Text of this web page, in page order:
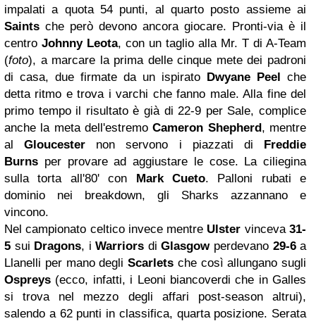
impalati a quota 54 punti, al quarto posto assieme ai
Saints che però devono ancora giocare. Pronti-via è il
centro Johnny Leota, con un taglio alla Mr. T di A-Team
(foto), a marcare la prima delle cinque mete dei padroni
di casa, due firmate da un ispirato Dwyane Peel che
detta ritmo e trova i varchi che fanno male. Alla fine del
primo tempo il risultato è già di 22-9 per Sale, complice
anche la meta dell'estremoCameron Shepherd, mentre
alGloucester non servono i piazzati di Freddie
Burns per provare ad aggiustare le cose. La ciliegina
sulla torta all'80' con Mark Cueto. Palloni rubati e
dominio nei breakdown, gli Sharks azzannano e
vincono.
Nel campionato celtico invece mentre Ulster vinceva31-
5 sui Dragons, iWarriors diGlasgowperdevano 29-6a
Llanelli per mano degli Scarlets che così allungano sugli
Ospreys (ecco, infatti, i Leoni biancoverdi che in Galles
si trova nel mezzo degli affari post-season altrui),
salendo a 62 punti in classifica, quarta posizione. Serata